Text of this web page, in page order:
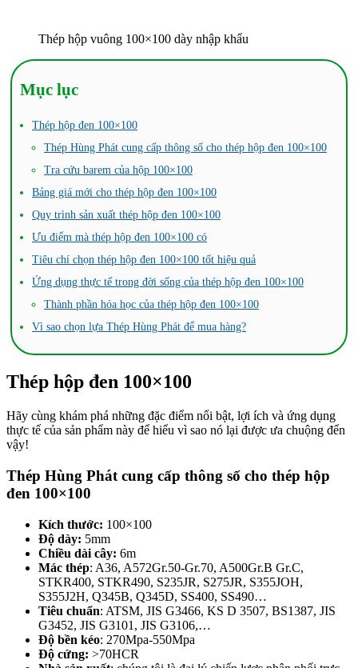
Thép hộp vuông 100×100 dày nhập khẩu
Mục lục
Thép hộp đen 100×100
Thép Hùng Phát cung cấp thông số cho thép hộp đen 100×100
Tra cứu barem của hộp 100×100
Bảng giá mới cho thép hộp đen 100×100
Quy trình sản xuất thép hộp đen 100×100
Ưu điểm mà thép hộp đen 100×100 có
Tiêu chí chọn thép hộp đen 100×100 tốt hiệu quả
Ứng dụng thực tế trong đời sống của thép hộp đen 100×100
Thành phần hóa học của thép hộp đen 100×100
Vì sao chọn lựa Thép Hùng Phát để mua hàng?
Thép hộp đen 100×100
Hãy cùng khám phá những đặc điểm nổi bật, lợi ích và ứng dụng
thực tế của sản phẩm này để hiểu vì sao nó lại được ưa chuộng đến
vậy!
Thép Hùng Phát cung cấp thông số cho thép hộp
đen 100×100
Kích thước: 100×100
Độ dày: 5mm
Chiều dài cây: 6m
Mác thép: A36, A572Gr.50-Gr.70, A500Gr.B Gr.C,
STKR400, STKR490, S235JR, S275JR, S355JOH,
S355J2H, Q345B, Q345D, SS400, SS490…
Tiêu chuẩn: ATSM, JIS G3466, KS D 3507, BS1387, JIS
G3452, JIS G3101, JIS G3106,…
Độ bền kéo: 270Mpa-550Mpa
Độ cứng: >70HCR